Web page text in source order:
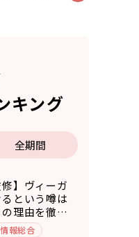
キング
全期間
修】ヴィーガ
という噂は
理由を徹底
報総合